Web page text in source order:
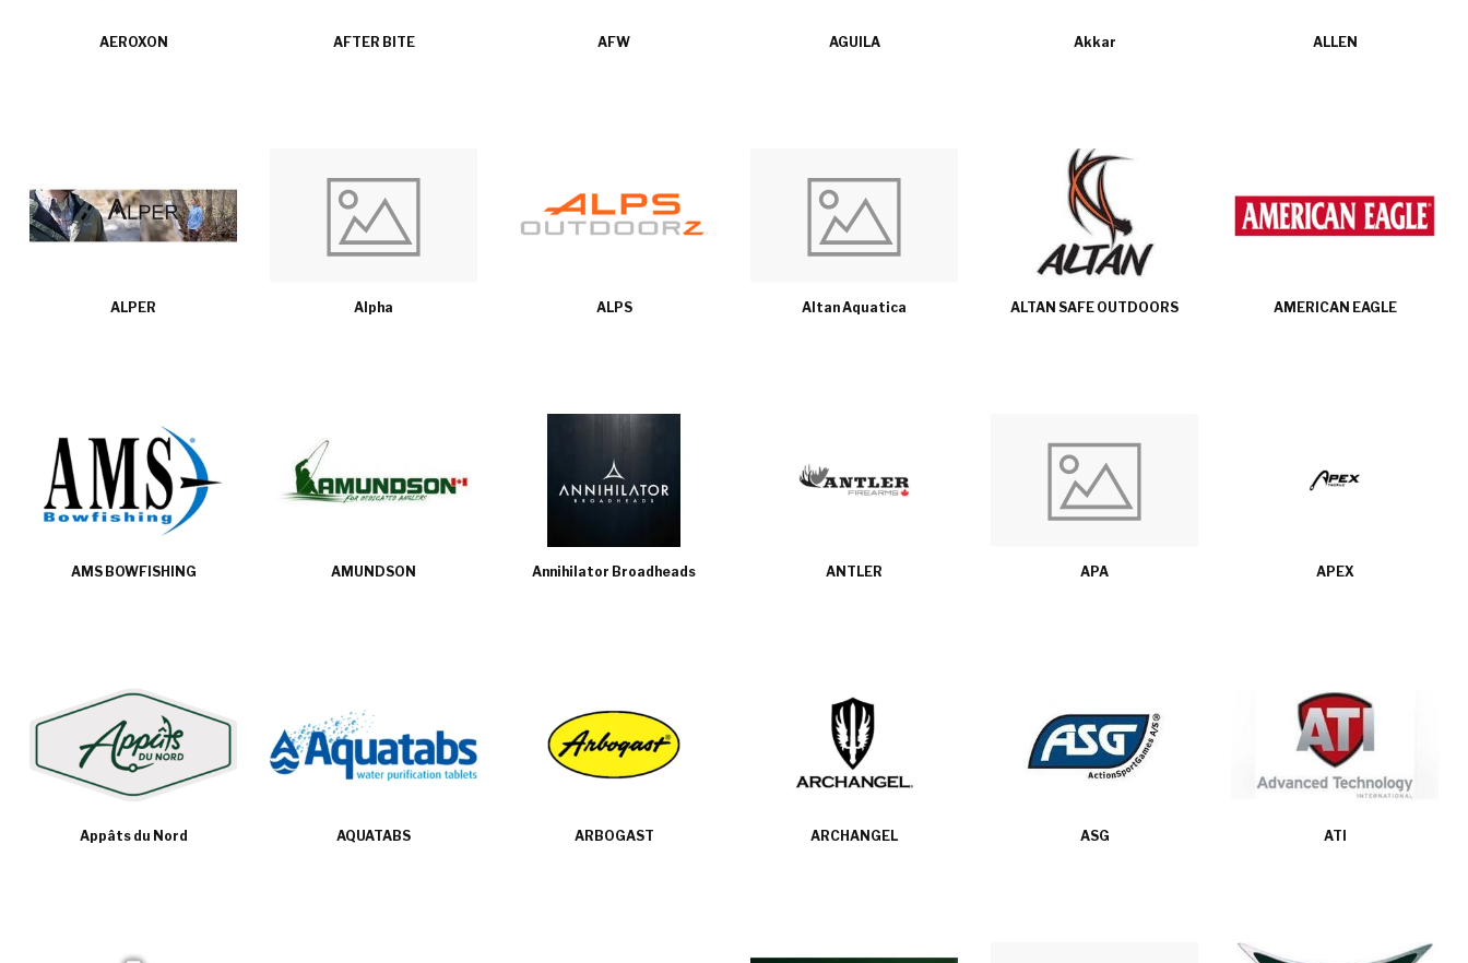
AEROXON AFTER BITE AFW AGUILA Akkar ALLEN
ALPER Alpha ALPS Altan Aquatica ALTAN SAFE OUTDOORS AMERICAN EAGLE
AMS BOWFISHING AMUNDSON Annihilator Broadheads ANTLER APA APEX
Appâts du Nord AQUATABS ARBOGAST ARCHANGEL ASG ATI